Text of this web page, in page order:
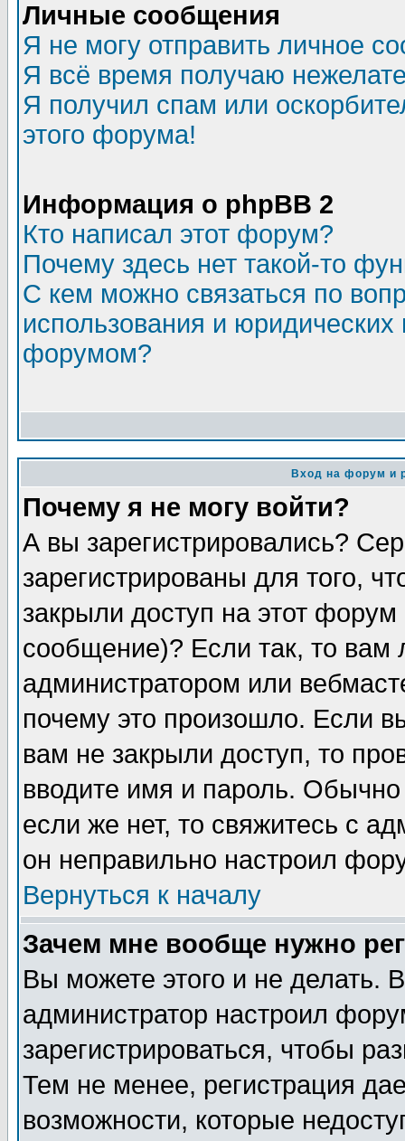
Личные сообщения
Я не могу отправить личное
Я всё время получаю
Я получил спам или
этого форума!
Информация о phpBB 2
Кто написал этот форум?
Почему здесь нет такой-то
С кем можно связаться по
использования и
форумом?
Вход на форум и
Почему я не могу войти?
А вы зарегистрировались?
зарегистрированы для того,
закрыли доступ на этот
сообщение)? Если так, то вам
администратором или
почему это произошло. Если
вам не закрыли доступ, то
вводите имя и пароль.
если же нет, то свяжитесь с
он неправильно настроил
Вернуться к началу
Зачем мне вообще нужно
Вы можете этого и не делать.
администратор настроил
зарегистрироваться, чтобы
Тем не менее, регистрация
возможности, которые